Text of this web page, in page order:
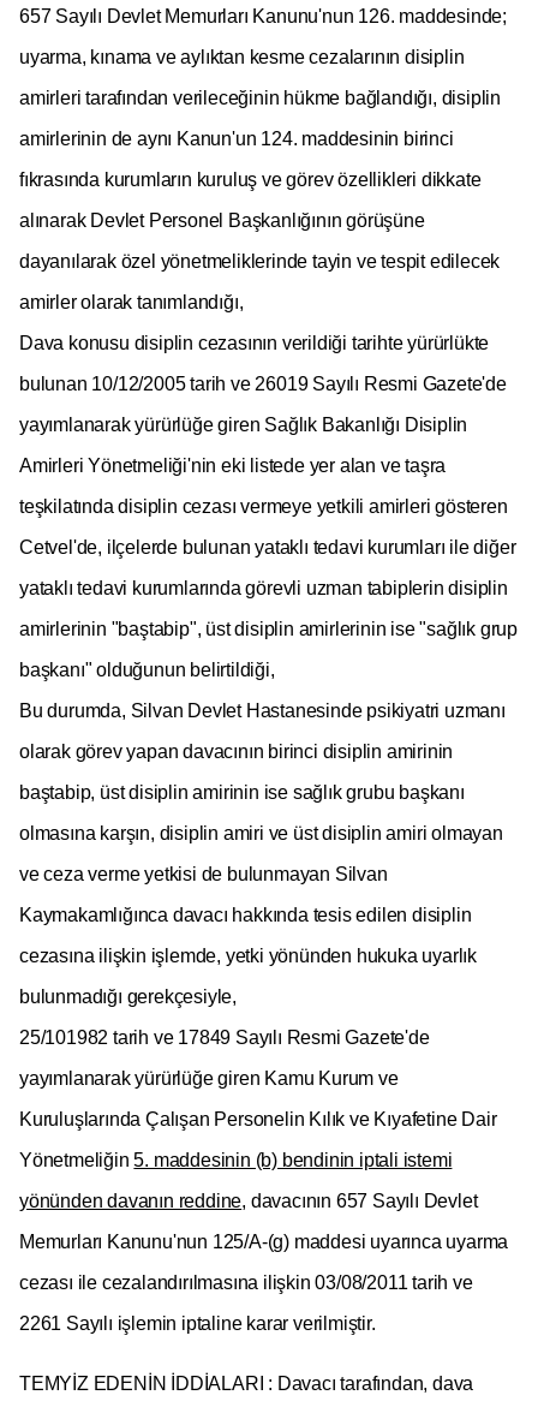
657 Sayılı Devlet Memurları Kanunu'nun 126. maddesinde;
uyarma, kınama ve aylıktan kesme cezalarının disiplin
amirleri tarafından verileceğinin hükme bağlandığı, disiplin
amirlerinin de aynı Kanun'un 124. maddesinin birinci
fıkrasında kurumların kuruluş ve görev özellikleri dikkate
alınarak Devlet Personel Başkanlığının görüşüne
dayanılarak özel yönetmeliklerinde tayin ve tespit edilecek
amirler olarak tanımlandığı,
Dava konusu disiplin cezasının verildiği tarihte yürürlükte
bulunan 10/12/2005 tarih ve 26019 Sayılı Resmi Gazete'de
yayımlanarak yürürlüğe giren Sağlık Bakanlığı Disiplin
Amirleri Yönetmeliği'nin eki listede yer alan ve taşra
teşkilatında disiplin cezası vermeye yetkili amirleri gösteren
Cetvel'de, ilçelerde bulunan yataklı tedavi kurumları ile diğer
yataklı tedavi kurumlarında görevli uzman tabiplerin disiplin
amirlerinin "baştabip", üst disiplin amirlerinin ise "sağlık grup
başkanı" olduğunun belirtildiği,
Bu durumda, Silvan Devlet Hastanesinde psikiyatri uzmanı
olarak görev yapan davacının birinci disiplin amirinin
baştabip, üst disiplin amirinin ise sağlık grubu başkanı
olmasına karşın, disiplin amiri ve üst disiplin amiri olmayan
ve ceza verme yetkisi de bulunmayan Silvan
Kaymakamlığınca davacı hakkında tesis edilen disiplin
cezasına ilişkin işlemde, yetki yönünden hukuka uyarlık
bulunmadığı gerekçesiyle,
25/101982 tarih ve 17849 Sayılı Resmi Gazete'de
yayımlanarak yürürlüğe giren Kamu Kurum ve
Kuruluşlarında Çalışan Personelin Kılık ve Kıyafetine Dair
Yönetmeliğin5. maddesinin (b) bendinin iptali istemi
yönünden davanın reddine, davacının 657 Sayılı Devlet
Memurları Kanunu'nun 125/A-(g) maddesi uyarınca uyarma
cezası ile cezalandırılmasına ilişkin 03/08/2011 tarih ve
2261 Sayılı işlemin iptaline karar verilmiştir.
TEMYİZ EDENİN İDDİALARI : Davacı tarafından, dava